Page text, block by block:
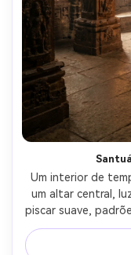
Um interior de
um altar central,
piscar suave,
volumétricos,
tirado em Sony